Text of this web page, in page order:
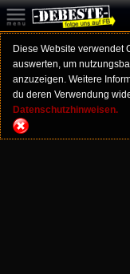
Diese Website verwendet
auswerten, um
anzuzeigen. Weitere
du deren Verwendung
Datenschutzhinweisen.